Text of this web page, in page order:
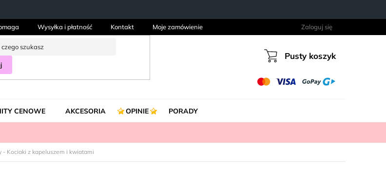
Wysyłka i płatność Kontakt Moje zamówienie Zaloguj się
Koszyk
Pusty koszyk
CENOWE AKCESORIA OPINIE PORADY
- Kociaki z kapeluszem i kwiatami